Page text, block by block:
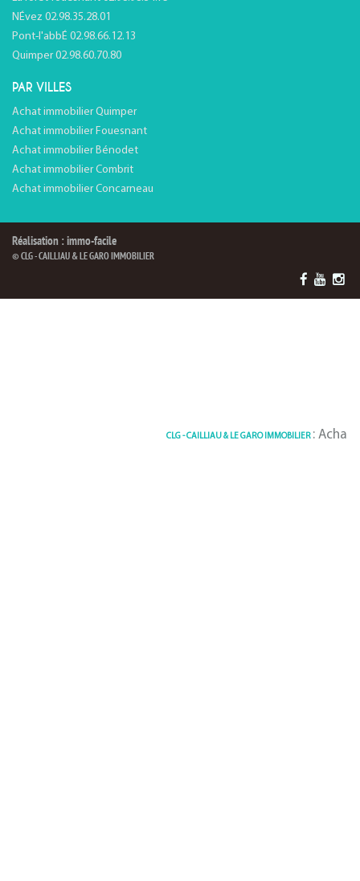
NÉvez 02.98.35.28.01
Pont-l'abbÉ 02.98.66.12.13
Quimper 02.98.60.70.80
PAR VILLES
Achat immobilier Quimper
Achat immobilier Fouesnant
Achat immobilier Bénodet
Achat immobilier Combrit
Achat immobilier Concarneau
Réalisation : immo-facile
© CLG - CAILLIAU & LE GARO IMMOBILIER
CLG - CAILLIAU & LE GARO IMMOBILIER: Achat /